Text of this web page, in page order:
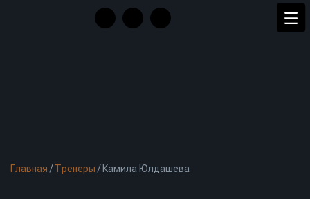
Главная /Тренеры / Камила Юлдашева